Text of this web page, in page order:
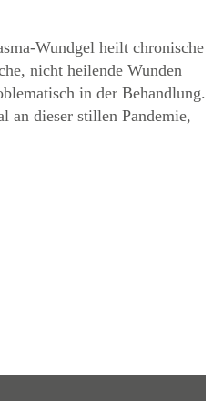
Wundgel heilt chronische
nicht heilende Wunden
in der Behandlung.
an dieser stillen Pandemie,